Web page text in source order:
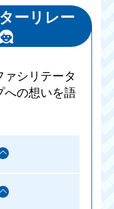
ーリレー
ァシリテータ
への想いを語